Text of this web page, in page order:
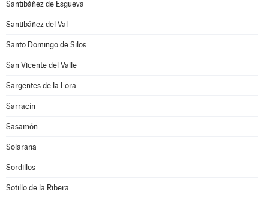
Santibáñez de Esgueva
Santibáñez del Val
Santo Domingo de Silos
San Vicente del Valle
Sargentes de la Lora
Sarracín
Sasamón
Solarana
Sordillos
Sotillo de la Ribera